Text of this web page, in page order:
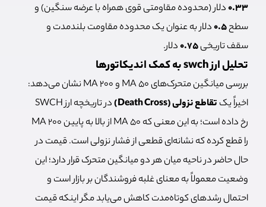
۰.۳۳دلار (محدوده مقاومتی قوی همراه با عرضه سنگین) و
سطح۰.۵دلار به عنوان یک محدوده مقاومت بلندمدت و
سقف تاریخی۰.۷۵دلار.
تحلیل ارز swch به کمک اندیکاتورها
بررسی میانگین متحرک‌های MA 50 و MA 200 نشان می‌دهد:
اخیراً یک تقاطع نزولی (Death Cross)
در تاریخچه ارز SWCH
رخ داده است؛ به این معنی که MA 50 از بالا به پایین MA 200
را قطع کرده که نشانه‌ای قطعی از فشار نزولی است. قیمت در
حال حاضر در ناحیه میان هر دو میانگین متحرک قرار دارد؛ این
وضعیت معمولاً به معنای غلبه فروشندگان بر بازار است و
احتمال رشدهای کوتاه‌مدت کاهش می‌یابد مگر اینکه قیمت